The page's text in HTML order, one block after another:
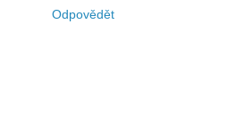
Odpovědět